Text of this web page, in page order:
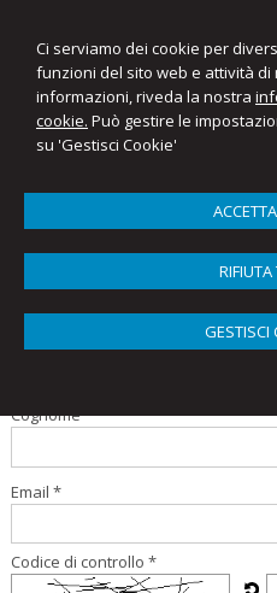
Ci serviamo dei cookie per
funzioni del sito web e attività di
informazioni, riveda la nostra
cookie. Può gestire le
su 'Gestisci Cookie'
RIFIUTA
GESTISCI
Mariantonietta
Studio Commercialista Ellena
Compila il form per iscriverti alla
Cognome
Email *
Codice di controllo *